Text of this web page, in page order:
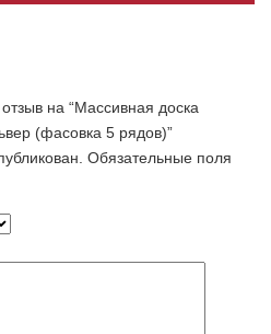
на “Массивная доска
(фасовка 5 рядов)”
Обязательные поля